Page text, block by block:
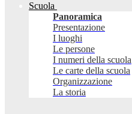
Scuola
Panoramica
Presentazione
I luoghi
Le persone
I numeri della scuola
Le carte della scuola
Organizzazione
La storia